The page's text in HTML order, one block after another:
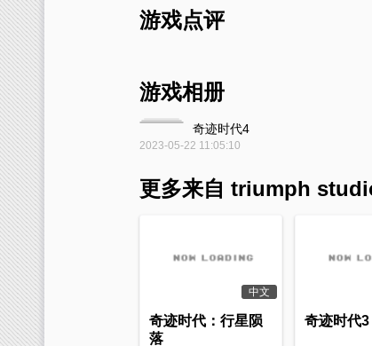
游戏点评
游戏相册
奇迹时代4
2023-05-22 11:05:10
更多来自 triumph
中文
奇迹时代：行星陨
落
奇迹时代3